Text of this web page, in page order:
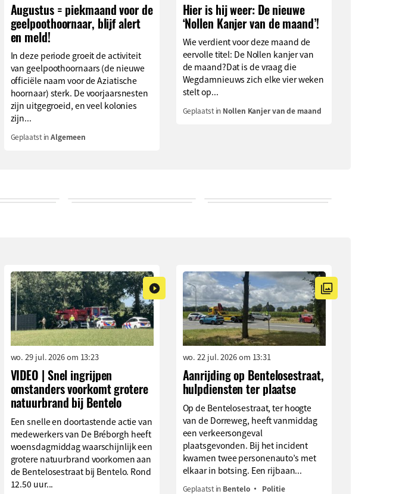
Augustus = piekmaand voor de
geelpoothoornaar, blijf alert
en meld!
In deze periode groeit de activiteit
van geelpoothoornaars (de nieuwe
officiële naam voor de Aziatische
hoornaar) sterk. De voorjaarsnesten
zijn uitgegroeid, en veel kolonies
zijn...
Geplaatst inAlgemeen
Hier is hij weer: De nieuwe
‘Nollen Kanjer van de maand’!
Wie verdient voor deze maand de
eervolle titel: De Nollen kanjer van
de maand?Dat is de vraag die
Wegdamnieuws zich elke vier weken
stelt op...
Geplaatst in Nollen Kanjer van de maand
wo. 29 jul. 2026 om 13:23
VIDEO | Snel ingrijpen
omstanders voorkomt grotere
natuurbrand bij Bentelo
Een snelle en doortastende actie van
medewerkers van De Bréborgh heeft
woensdagmiddag waarschijnlijk een
grotere natuurbrand voorkomen aan
de Bentelosestraat bij Bentelo. Rond
12.50 uur...
wo. 22 jul. 2026 om 13:31
Aanrijding op Bentelosestraat,
hulpdiensten ter plaatse
Op de Bentelosestraat, ter hoogte
van de Dorreweg, heeft vanmiddag
een verkeersongeval
plaatsgevonden. Bij het incident
kwamen twee personenauto’s met
elkaar in botsing. Een rijbaan...
Geplaatst in Bentelo Politie